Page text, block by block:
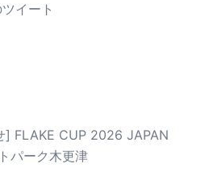
イート
] FLAKE CUP 2026 JAPAN
パーク木更津